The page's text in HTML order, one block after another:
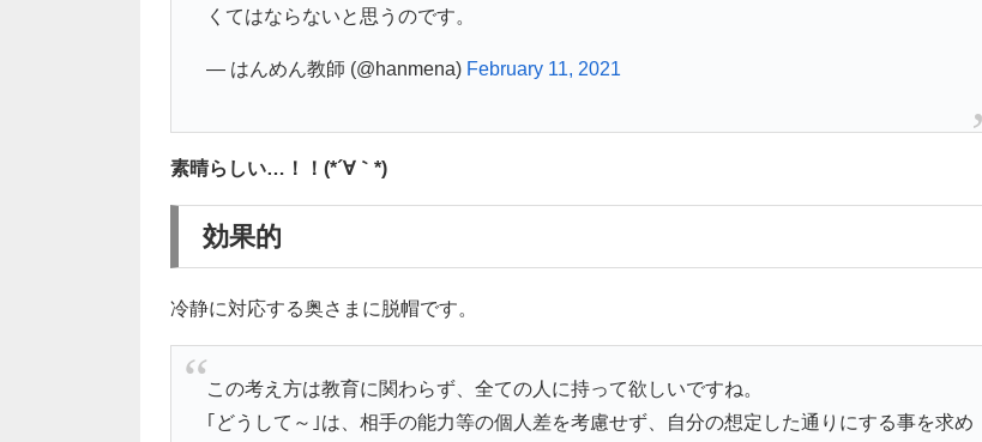
くてはならないと思うのです。
— はんめん教師 (@hanmena) February 11, 2021
素晴らしい…！！(*´∀｀*)
効果的
冷静に対応する奥さまに脱帽です。
この考え方は教育に関わらず、全ての人に持って欲しいですね。
｢どうして～｣は、相手の能力等の個人差を考慮せず、自分の想定した通りにする事を求め